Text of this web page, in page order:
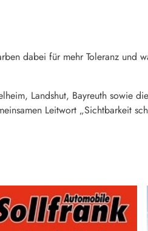
dabei für mehr Toleranz und
Landshut, Bayreuth sowie
Leitwort „Sichtbarkeit